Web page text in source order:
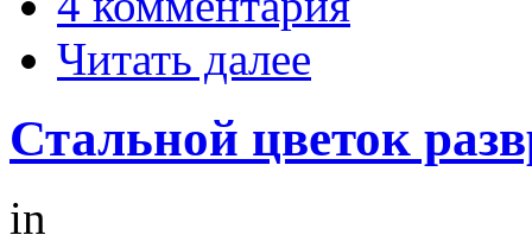
Читать далее
Стальной цветок
in